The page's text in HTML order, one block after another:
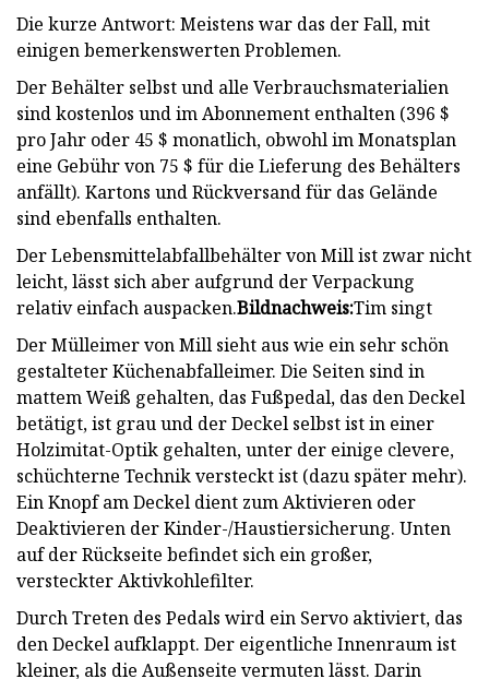
Die kurze Antwort: Meistens war das der Fall, mit
einigen bemerkenswerten Problemen.
Der Behälter selbst und alle Verbrauchsmaterialien
sind kostenlos und im Abonnement enthalten (396 $
pro Jahr oder 45 $ monatlich, obwohl im Monatsplan
eine Gebühr von 75 $ für die Lieferung des Behälters
anfällt). Kartons und Rückversand für das Gelände
sind ebenfalls enthalten.
Der Lebensmittelabfallbehälter von Mill ist zwar nicht
leicht, lässt sich aber aufgrund der Verpackung
relativ einfach auspacken.Bildnachweis:Tim singt
Der Mülleimer von Mill sieht aus wie ein sehr schön
gestalteter Küchenabfalleimer. Die Seiten sind in
mattem Weiß gehalten, das Fußpedal, das den Deckel
betätigt, ist grau und der Deckel selbst ist in einer
Holzimitat-Optik gehalten, unter der einige clevere,
schüchterne Technik versteckt ist (dazu später mehr).
Ein Knopf am Deckel dient zum Aktivieren oder
Deaktivieren der Kinder-/Haustiersicherung. Unten
auf der Rückseite befindet sich ein großer,
versteckter Aktivkohlefilter.
Durch Treten des Pedals wird ein Servo aktiviert, das
den Deckel aufklappt. Der eigentliche Innenraum ist
kleiner, als die Außenseite vermuten lässt. Darin